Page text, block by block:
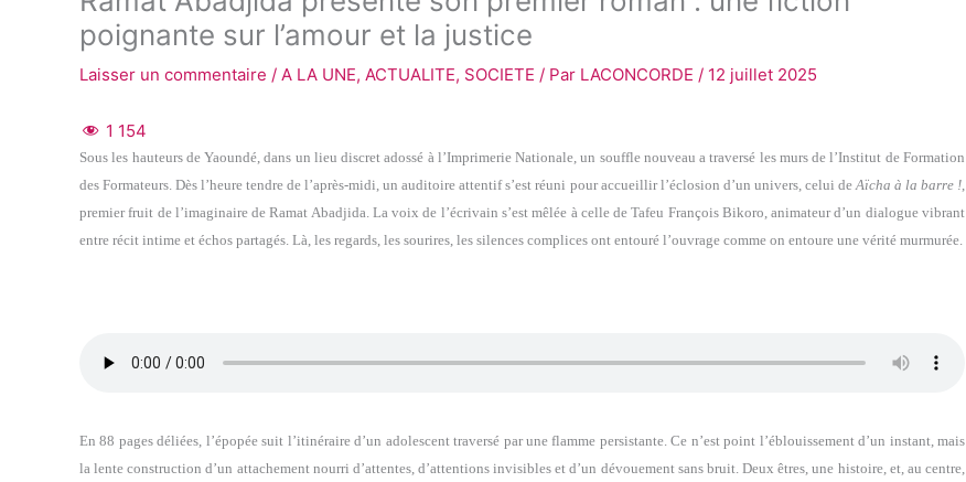
poignante sur l’amour et la justice
Laisser un commentaire / A LA UNE, ACTUALITE, SOCIETE / Par LACONCORDE / 12 juillet 2025
1 154
Sous les hauteurs de Yaoundé, dans un lieu discret adossé à l’Imprimerie Nationale, un souffle nouveau a traversé les murs de l’Institut de Formation
des Formateurs. Dès l’heure tendre de l’après-midi, un auditoire attentif s’est réuni pour accueillir l’éclosion d’un univers, celui deAïcha à la barre !,
premier fruit de l’imaginaire de Ramat Abadjida. La voix de l’écrivain s’est mêlée à celle de Tafeu François Bikoro, animateur d’un dialogue vibrant
entre récit intime et échos partagés. Là, les regards, les sourires, les silences complices ont entouré l’ouvrage comme on entoure une vérité murmurée.
En 88 pages déliées, l’épopée suit l’itinéraire d’un adolescent traversé par une flamme persistante. Ce n’est point l’éblouissement d’un instant, mais
la lente construction d’un attachement nourri d’attentes, d’attentions invisibles et d’un dévouement sans bruit. Deux êtres, une histoire, et, au centre,